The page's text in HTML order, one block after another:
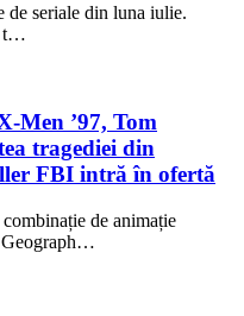
de seriale din luna iulie.
t…
Men ’97, Tom
tragediei din
FBI intră în ofertă
de animație
Geograph…